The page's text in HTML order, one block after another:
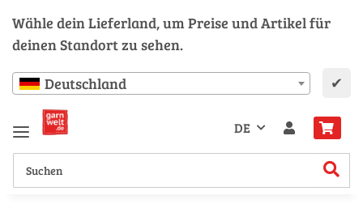
Wähle dein Lieferland, um Preise und Artikel für
deinen Standort zu sehen.
Deutschland ✔
DE